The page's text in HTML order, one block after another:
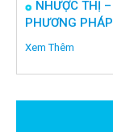
NHƯỢC THỊ
PHƯƠNG
Xem Thêm